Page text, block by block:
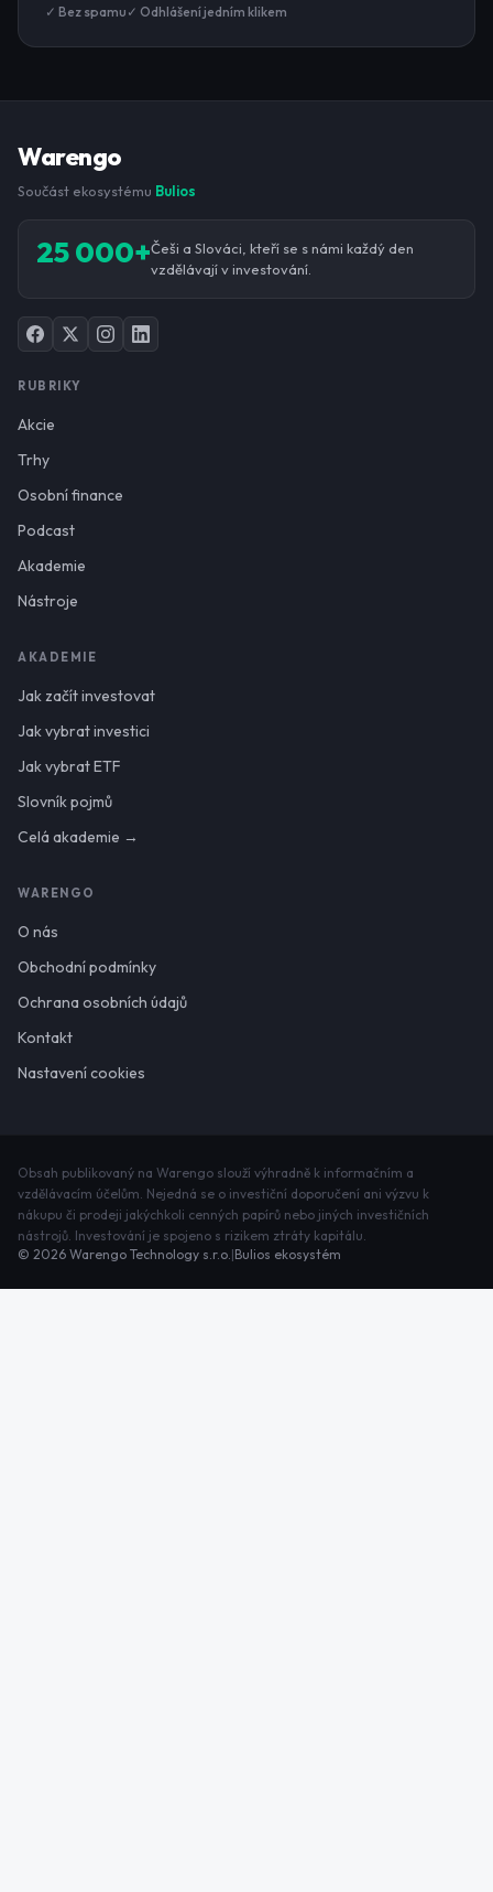
✓ Bez spamu ✓ Odhlášení jedním klikem
Warengo
Součást ekosystému Bulios
25 000+Češi a Slováci, kteří se s námi každý den
vzdělávají v investování.
RUBRIKY
Akcie
Trhy
Osobní finance
Podcast
Akademie
Nástroje
AKADEMIE
Jak začít investovat
Jak vybrat investici
Jak vybrat ETF
Slovník pojmů
Celá akademie →
WARENGO
O nás
Obchodní podmínky
Ochrana osobních údajů
Kontakt
Nastavení cookies
Obsah publikovaný na Warengo slouží výhradně k informačním a
vzdělávacím účelům. Nejedná se o investiční doporučení ani výzvu k
nákupu či prodeji jakýchkoli cenných papírů nebo jiných investičních
nástrojů. Investování je spojeno s rizikem ztráty kapitálu.
© 2026 Warengo Technology s.r.o. |Bulios ekosystém